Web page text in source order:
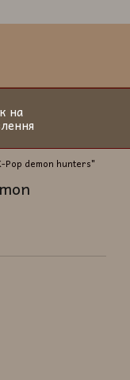
на
Pop demon hunters"